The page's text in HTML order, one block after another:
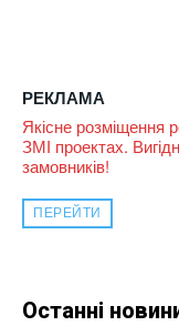
РЕКЛАМА
Якісне розміщення
ЗМІ проектах.
замовників!
ПЕРЕЙТИ
Останні